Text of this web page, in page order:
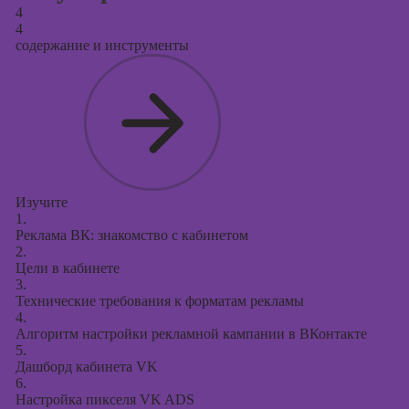
4
4
содержание и инструменты
Изучите
1.
Реклама ВК: знакомство с кабинетом
2.
Цели в кабинете
3.
Технические требования к форматам рекламы
4.
Алгоритм настройки рекламной кампании в ВКонтакте
5.
Дашборд кабинета VK
6.
Настройка пикселя VK ADS